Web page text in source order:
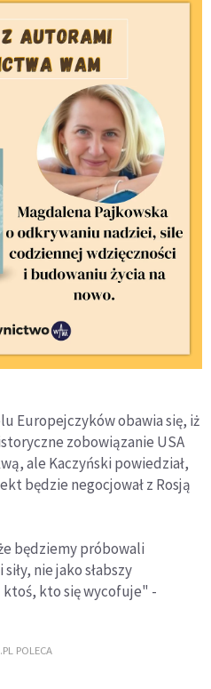
Europejczyków obawia się, iż
zobowiązanie USA
ale Kaczyński powiedział,
będzie negocjował z Rosją
będziemy próbowali
nie jako słabszy
kto się wycofuje" -
POLECA